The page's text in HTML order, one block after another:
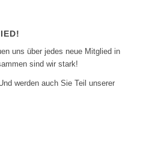
uns über jedes neue Mitglied in
sind wir stark!
werden auch Sie Teil unserer